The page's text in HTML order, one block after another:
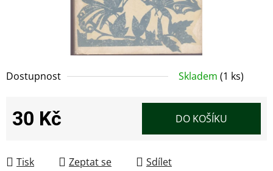
Dostupnost Skladem (1 ks)
30 Kč DO KOŠÍKU
Tisk Zeptat se Sdílet